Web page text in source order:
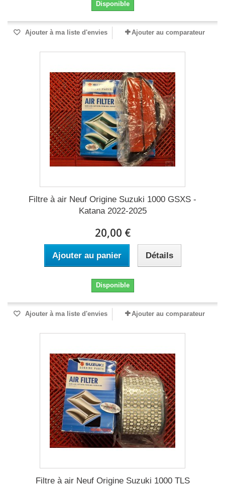
Disponible
Ajouter à ma liste d'envies Ajouter au comparateur
Filtre à air Neuf Origine Suzuki 1000 GSXS -
Katana 2022-2025
20,00 €
Ajouter au panier Détails
Disponible
Ajouter à ma liste d'envies Ajouter au comparateur
Filtre à air Neuf Origine Suzuki 1000 TLS